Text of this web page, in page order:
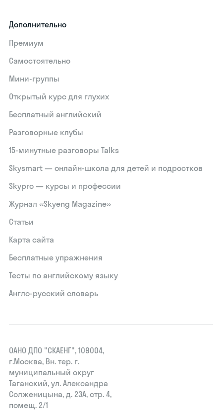
Дополнительно
Премиум
Самостоятельно
Мини-группы
Открытый курс для глухих
Бесплатный английский
Разговорные клубы
15‑минутные разговоры Talks
Skysmart — онлайн-школа для детей и подростков
Skypro — курсы и профессии
Журнал «Skyeng Magazine»
Статьи
Карта сайта
Бесплатные упражнения
Тесты по английскому языку
Англо-русский словарь
ОАНО ДПО "СКАЕНГ", 109004,
г.Москва, Вн. тер. г.
муниципальный округ
Таганский, ул. Александра
Солженицына, д. 23А, стр. 4,
помещ. 2/1